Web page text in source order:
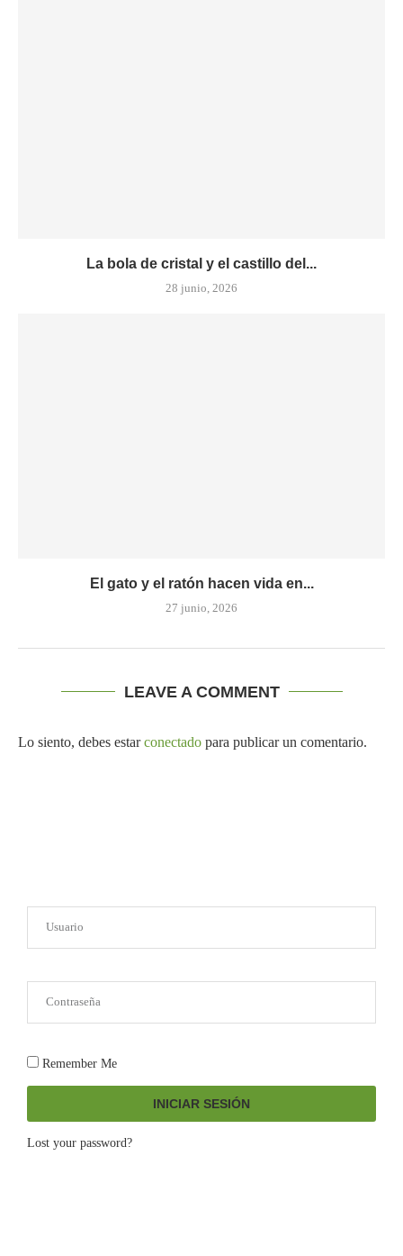
La bola de cristal y el castillo del...
28 junio, 2026
El gato y el ratón hacen vida en...
27 junio, 2026
LEAVE A COMMENT
Lo siento, debes estarconectado para publicar un comentario.
Remember Me
INICIAR SESIÓN
Lost your password?